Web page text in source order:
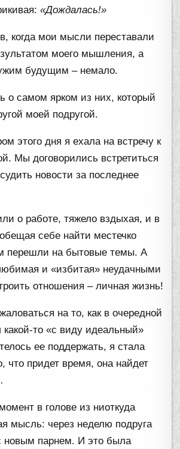
«Дождалась!»
когда мои мысли переставали
моего мышления, а
будущим – немало.
о самом ярком из них, который
моей подругой.
этого дня я ехала на встречу к
Мы договорились встретиться
новости за последнее
о работе, тяжело вздыхая, и в
себе найти местечко
перешли на бытовые темы. А
и «избитая» неудачными
отношения – личная жизнь!
на то, как в очередной
какой-то «с виду идеальный»
ее поддержать, я стала
что придет время, она найдет
в голове из ниоткуда
мысль: через неделю подруга
новым парнем. И это была